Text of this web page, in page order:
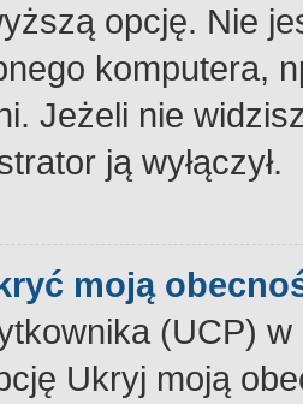
opcję. Nie
komputera,
Jeżeli nie
ją wyłączył.
moją
(UCP) w
Ukryj moją